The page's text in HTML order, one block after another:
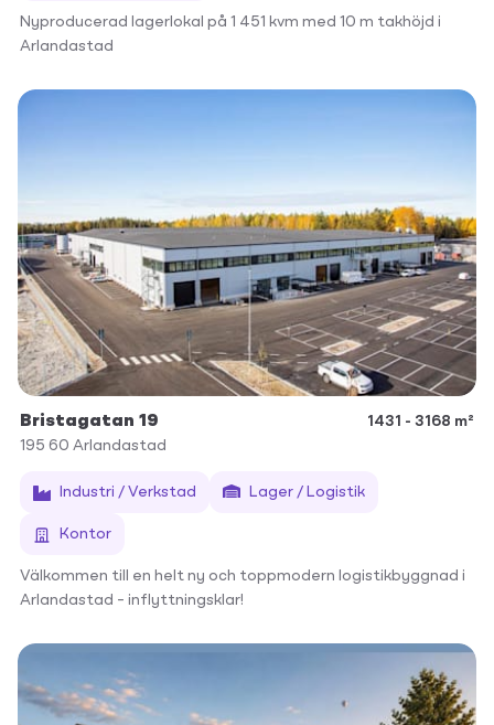
Nyproducerad lagerlokal på 1 451 kvm med 10 m takhöjd i
Arlandastad
Bristagatan 19
1431 - 3168 m²
195 60 Arlandastad
Industri / Verkstad Lager / Logistik
Kontor
Välkommen till en helt ny och toppmodern logistikbyggnad i
Arlandastad – inflyttningsklar!